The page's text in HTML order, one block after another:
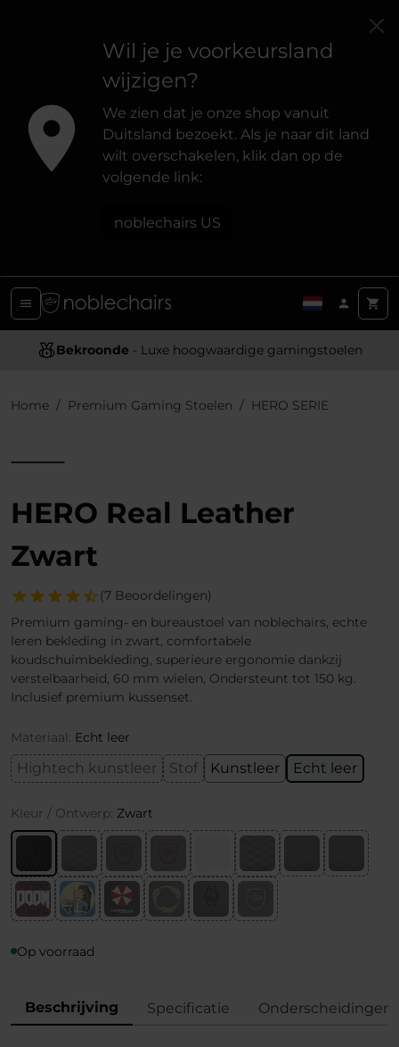
Wil je je voorkeursland
wijzigen?
We zien dat je onze shop vanuit
Duitsland bezoekt. Als je naar dit land
wilt overschakelen, klik dan op de
volgende link:
noblechairs US
Bekroonde - Luxe hoogwaardige gamingstoelen
Ergonomisch Ontwerp- Biedt optimale ondersteuning en comfort
Home Premium Gaming Stoelen HERO SERIE
HERO Real Leather
Zwart
(7 Beoordelingen)
Premium gaming- en bureaustoel van noblechairs, echte
leren bekleding in zwart, comfortabele
koudschuimbekleding, superieure ergonomie dankzij
verstelbaarheid, 60 mm wielen, Ondersteunt tot 150 kg.
Inclusief premium kussenset.
Materiaal: Echt leer
Hightech kunstleer Stof Kunstleer Echt leer
Kleur / Ontwerp: Zwart
Op voorraad
Beschrijving Specificatie Onderscheidingen